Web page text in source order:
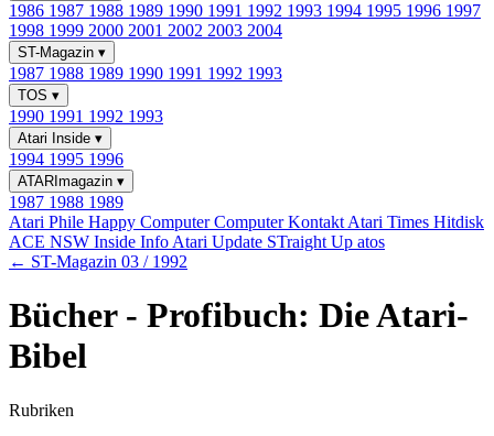
1986 1987 1988 1989 1990 1991 1992 1993 1994 1995 1996 1997
1998 1999 2000 2001 2002 2003 2004
ST-Magazin ▾
1987 1988 1989 1990 1991 1992 1993
TOS ▾
1990 1991 1992 1993
Atari Inside ▾
1994 1995 1996
ATARImagazin ▾
1987 1988 1989
Atari Phile Happy ComputerComputer Kontakt Atari Times Hitdisk
ACE NSW Inside Info Atari Update STraight Up atos
← ST-Magazin 03 / 1992
Bücher - Profibuch: Die Atari-
Bibel
Rubriken